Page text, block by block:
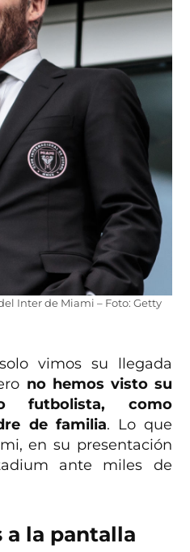
Inter de Miami – Foto: Getty
vimos su llegada
no hemos visto su
futbolista, como
de familia. Lo que
en su presentación
ante miles de
a la pantalla